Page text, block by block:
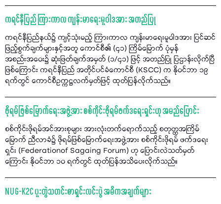
ကရင်နီပြည် ကြားကာလ ကျန်းမာရေးမူဝါဒအား အတည်ပြု
ကရင်နီပြည်နယ်၌ ကျင့်သုံးမည့် ကြားကာလ ကျန်းမာရေးမူဝါဒအား ပြင်ဆင်
ဖြည့်စွက်ချက်များနှင့်အတူ ကောင်စီ၏ (၄၁) ကြိမ်မြောက် ပုံမှန်
အစည်းအဝေး၌ ဆုံးဖြတ်ချက်အမှတ် (၁/၄၁) ဖြင့် အတည်ပြု ပြဌာန်းလိုက်ပြီ
ဖြစ်ကြောင်း ကရင်နီပြည် အတိုင်ပင်ခံကောင်စီ (KSCC) က နိုဝင်ဘာ ၁၉
ရက်တွင် ကောင်စီဥက္ကဋ္ဌလက်မှတ်ဖြင့် ထုတ်ပြန်လိုက်သည်။
ဖိုရမ်ဖြစ်မြောက်ရေးအဖွဲ့အား စစ်ကိုင်းဖိုရမ်ဖက်ဒရေးရှင်းဟု အမည်ပြောင်း
စစ်ကိုင်းဖိုရမ်အင်အားစုများ အားလုံးတက်ရောက်သည့် စတုတ္ထအကြိမ်
မြောက် ညီလာခံ၌ ဖိုရမ်ဖြစ်မြောက်ရေးအဖွဲ့အား စစ်ကိုင်းဖိုရမ် ဖက်ဒရေး
ရှင်း (Federationof Sagaing Forum) ဟု ပြောင်းလဲသတ်မှတ်
ကြောင်း နိုဝင်ဘာ ၁၀ ရက်တွင် ထုတ်ပြန်အသိပေးလိုက်သည်။
NUG-K2C ပူးတွဲသတင်းစာရှင်းလင်းပွဲ အဓိကအချက်များ